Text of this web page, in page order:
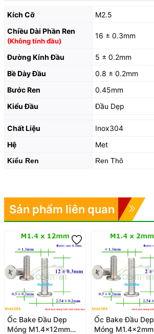
Kích Cỡ
M2.5
Chiều Dài Phần Ren
(Không tính đầu)
16 ± 0.3mm
Đường Kính Đầu
5 ± 0.2mm
Bề Dày Đầu
0.8 ± 0.2mm
Bước Ren
0.45mm
Kiểu Đầu
Đầu Dẹp
Chất Liệu
Inox304
Hệ
Met
Kiểu Ren Ren Thô
Sản phẩm liên quan
Ốc Bake Đầu Dẹp
Mỏng M1.4x12mm
Ốc Bake Đầu Dẹp
Mỏng M1.4x2mm